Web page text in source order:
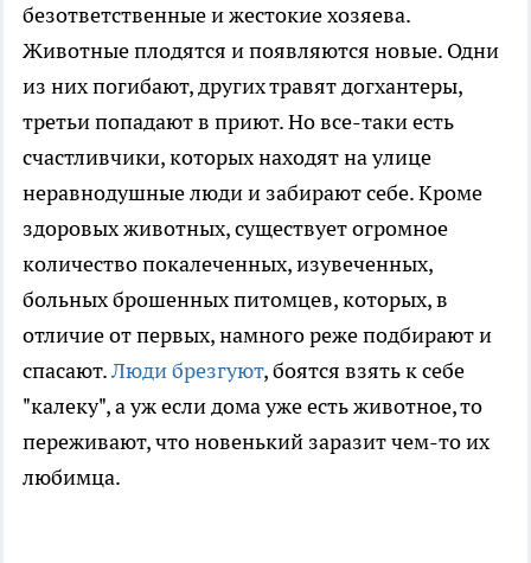
безответственные и жестокие хозяева.
Животные плодятся и появляются новые. Одни
из них погибают, других травят догхантеры,
третьи попадают в приют. Но все-таки есть
счастливчики, которых находят на улице
неравнодушные люди и забирают себе. Кроме
здоровых животных, существует огромное
количество покалеченных, изувеченных,
больных брошенных питомцев, которых, в
отличие от первых, намного реже подбирают и
спасают.Люди брезгуют, боятся взять к себе
"калеку", а уж если дома уже есть животное, то
переживают, что новенький заразит чем-то их
любимца.